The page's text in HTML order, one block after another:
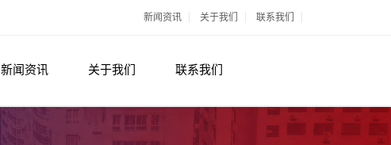
新闻资讯 关于我们 联系我们
新闻资讯 关于我们 联系我们